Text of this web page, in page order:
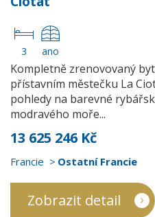
3 ano
Kompletně zrenovovaný
přístavním městečku La
pohledy na barevné
modravého moře...
13 625 246 Kč
Francie Ostatní Francie
Zobrazit detail